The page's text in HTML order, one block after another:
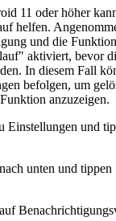
11 oder höher
helfen.
und die Funktion
aktiviert, bevor
In diesem Fall
befolgen, um
anzuzeigen.
Einstellungen und
unten und